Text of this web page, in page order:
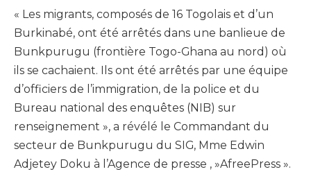
« Les migrants, composés de 16 Togolais et d’un
Burkinabé, ont été arrêtés dans une banlieue de
Bunkpurugu (frontière Togo-Ghana au nord) où
ils se cachaient. Ils ont été arrêtés par une équipe
d’officiers de l’immigration, de la police et du
Bureau national des enquêtes (NIB) sur
renseignement », a révélé le Commandant du
secteur de Bunkpurugu du SIG, Mme Edwin
Adjetey Doku à l’Agence de presse , »AfreePress ».